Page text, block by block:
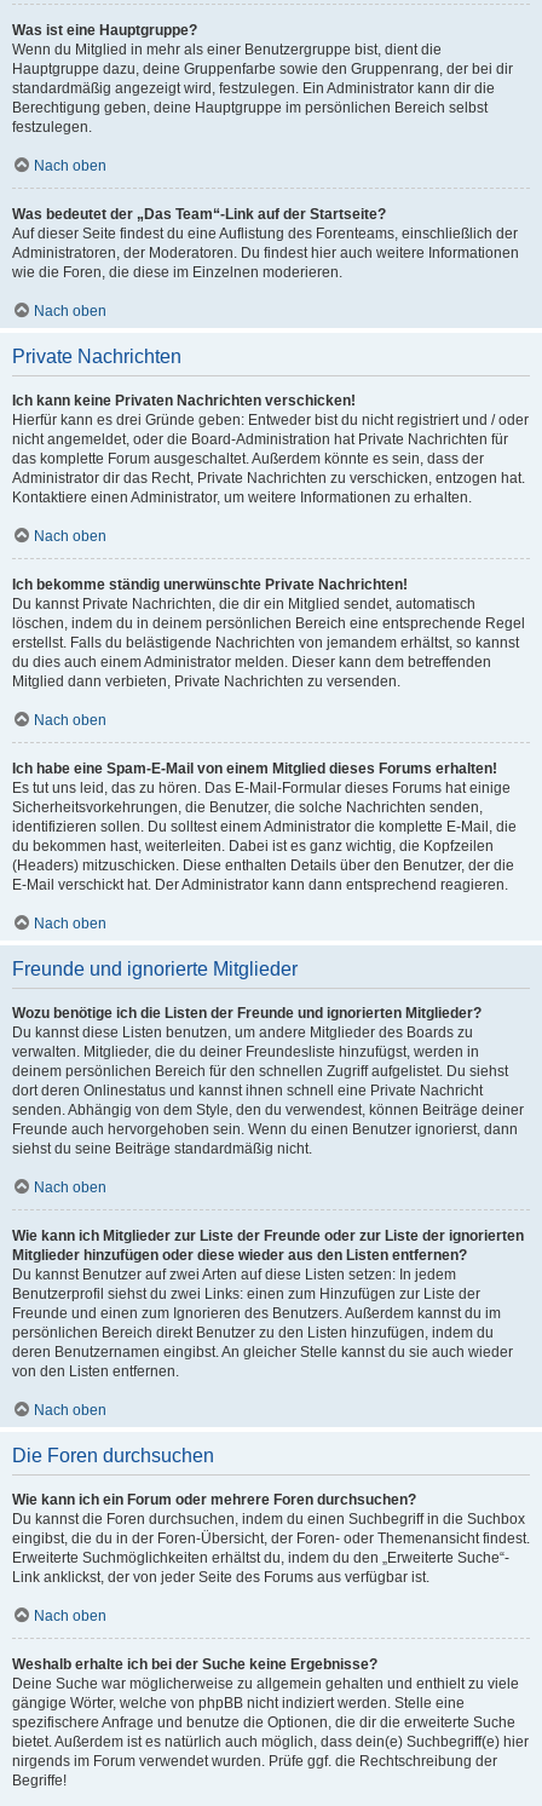
Was ist eine Hauptgruppe?
Wenn du Mitglied in mehr als einer Benutzergruppe bist, dient die
Hauptgruppe dazu, deine Gruppenfarbe sowie den Gruppenrang, der bei dir
standardmäßig angezeigt wird, festzulegen. Ein Administrator kann dir die
Berechtigung geben, deine Hauptgruppe im persönlichen Bereich selbst
festzulegen.
Nach oben
Was bedeutet der „Das Team“-Link auf der Startseite?
Auf dieser Seite findest du eine Auflistung des Forenteams, einschließlich der
Administratoren, der Moderatoren. Du findest hier auch weitere Informationen
wie die Foren, die diese im Einzelnen moderieren.
Nach oben
Private Nachrichten
Ich kann keine Privaten Nachrichten verschicken!
Hierfür kann es drei Gründe geben: Entweder bist du nicht registriert und / oder
nicht angemeldet, oder die Board-Administration hat Private Nachrichten für
das komplette Forum ausgeschaltet. Außerdem könnte es sein, dass der
Administrator dir das Recht, Private Nachrichten zu verschicken, entzogen hat.
Kontaktiere einen Administrator, um weitere Informationen zu erhalten.
Nach oben
Ich bekomme ständig unerwünschte Private Nachrichten!
Du kannst Private Nachrichten, die dir ein Mitglied sendet, automatisch
löschen, indem du in deinem persönlichen Bereich eine entsprechende Regel
erstellst. Falls du belästigende Nachrichten von jemandem erhältst, so kannst
du dies auch einem Administrator melden. Dieser kann dem betreffenden
Mitglied dann verbieten, Private Nachrichten zu versenden.
Nach oben
Ich habe eine Spam-E-Mail von einem Mitglied dieses Forums erhalten!
Es tut uns leid, das zu hören. Das E-Mail-Formular dieses Forums hat einige
Sicherheitsvorkehrungen, die Benutzer, die solche Nachrichten senden,
identifizieren sollen. Du solltest einem Administrator die komplette E-Mail, die
du bekommen hast, weiterleiten. Dabei ist es ganz wichtig, die Kopfzeilen
(Headers) mitzuschicken. Diese enthalten Details über den Benutzer, der die
E-Mail verschickt hat. Der Administrator kann dann entsprechend reagieren.
Nach oben
Freunde und ignorierte Mitglieder
Wozu benötige ich die Listen der Freunde und ignorierten Mitglieder?
Du kannst diese Listen benutzen, um andere Mitglieder des Boards zu
verwalten. Mitglieder, die du deiner Freundesliste hinzufügst, werden in
deinem persönlichen Bereich für den schnellen Zugriff aufgelistet. Du siehst
dort deren Onlinestatus und kannst ihnen schnell eine Private Nachricht
senden. Abhängig von dem Style, den du verwendest, können Beiträge deiner
Freunde auch hervorgehoben sein. Wenn du einen Benutzer ignorierst, dann
siehst du seine Beiträge standardmäßig nicht.
Nach oben
Wie kann ich Mitglieder zur Liste der Freunde oder zur Liste der ignorierten
Mitglieder hinzufügen oder diese wieder aus den Listen entfernen?
Du kannst Benutzer auf zwei Arten auf diese Listen setzen: In jedem
Benutzerprofil siehst du zwei Links: einen zum Hinzufügen zur Liste der
Freunde und einen zum Ignorieren des Benutzers. Außerdem kannst du im
persönlichen Bereich direkt Benutzer zu den Listen hinzufügen, indem du
deren Benutzernamen eingibst. An gleicher Stelle kannst du sie auch wieder
von den Listen entfernen.
Nach oben
Die Foren durchsuchen
Wie kann ich ein Forum oder mehrere Foren durchsuchen?
Du kannst die Foren durchsuchen, indem du einen Suchbegriff in die Suchbox
eingibst, die du in der Foren-Übersicht, der Foren- oder Themenansicht findest.
Erweiterte Suchmöglichkeiten erhältst du, indem du den „Erweiterte Suche“-
Link anklickst, der von jeder Seite des Forums aus verfügbar ist.
Nach oben
Weshalb erhalte ich bei der Suche keine Ergebnisse?
Deine Suche war möglicherweise zu allgemein gehalten und enthielt zu viele
gängige Wörter, welche von phpBB nicht indiziert werden. Stelle eine
spezifischere Anfrage und benutze die Optionen, die dir die erweiterte Suche
bietet. Außerdem ist es natürlich auch möglich, dass dein(e) Suchbegriff(e) hier
nirgends im Forum verwendet wurden. Prüfe ggf. die Rechtschreibung der
Begriffe!